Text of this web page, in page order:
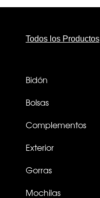
Todos los Productos
Bidón
Bolsas
Complementos
Exterior
Gorras
Mochilas